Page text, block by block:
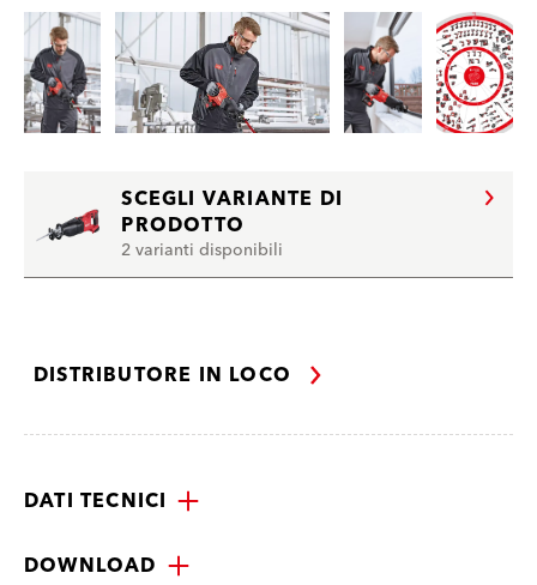
SCEGLI VARIANTE DI
PRODOTTO
2 varianti disponibili
DISTRIBUTORE IN LOCO
DATI TECNICI
DOWNLOAD